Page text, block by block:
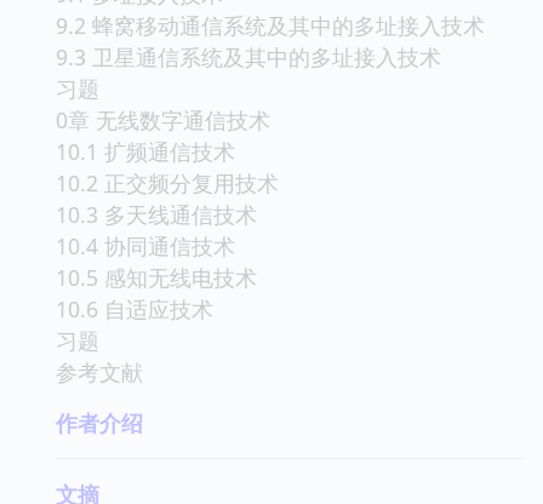
9.2 蜂窝移动通信系统及其中的多址接入技术
9.3 卫星通信系统及其中的多址接入技术
习题
0章 无线数字通信技术
10.1 扩频通信技术
10.2 正交频分复用技术
10.3 多天线通信技术
10.4 协同通信技术
10.5 感知无线电技术
10.6 自适应技术
习题
参考文献
作者介绍
文摘